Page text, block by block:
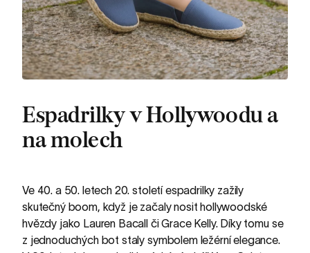
Espadrilky v Hollywoodu a
na molech
Ve 40. a 50. letech 20. století espadrilky zažily
skutečný boom, když je začaly nosit hollywoodské
hvězdy jako Lauren Bacall či Grace Kelly. Díky tomu se
z jednoduchých bot staly symbolem ležérní elegance.